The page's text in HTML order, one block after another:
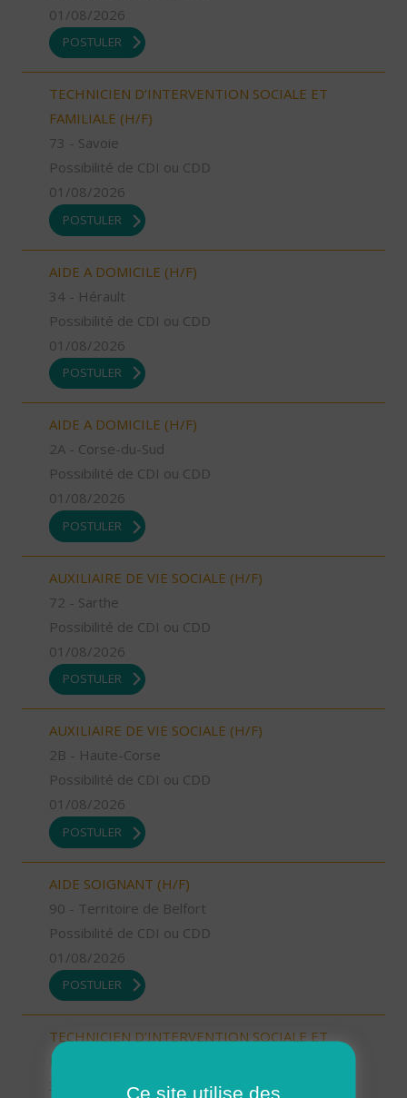
01/08/2026
POSTULER
TECHNICIEN D’INTERVENTION SOCIALE ET
FAMILIALE (H/F)
73 - Savoie
Possibilité de CDI ou CDD
01/08/2026
POSTULER
AIDE A DOMICILE (H/F)
34 - Hérault
Possibilité de CDI ou CDD
01/08/2026
POSTULER
AIDE A DOMICILE (H/F)
2A - Corse-du-Sud
Possibilité de CDI ou CDD
01/08/2026
POSTULER
AUXILIAIRE DE VIE SOCIALE (H/F)
72 - Sarthe
Possibilité de CDI ou CDD
01/08/2026
POSTULER
AUXILIAIRE DE VIE SOCIALE (H/F)
2B - Haute-Corse
Possibilité de CDI ou CDD
01/08/2026
POSTULER
AIDE SOIGNANT (H/F)
90 - Territoire de Belfort
Possibilité de CDI ou CDD
01/08/2026
POSTULER
TECHNICIEN D’INTERVENTION SOCIALE ET
FAMILIALE (H/F)
Ce site utilise des